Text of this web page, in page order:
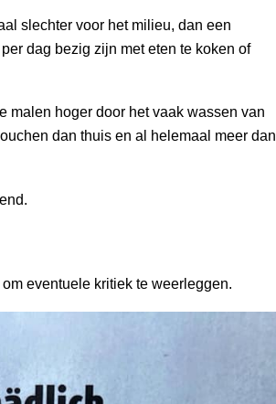
slechter voor het milieu, dan een
dag bezig zijn met eten te koken of
malen hoger door het vaak wassen van
dan thuis en al helemaal meer dan
eventuele kritiek te weerleggen.